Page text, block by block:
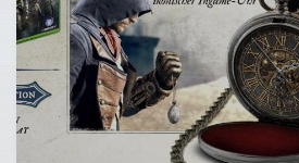
CGI-
Trailer